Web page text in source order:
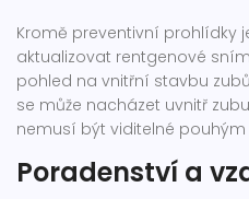
Kromě preventivní prohlídky
aktualizovat rentgenové
pohled na vnitřní stavbu
se může nacházet uvnitř
nemusí být viditelné pouhým
Poradenství a